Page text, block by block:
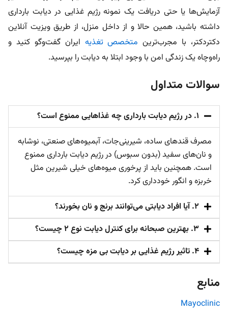
آزمایش‌ها یا حتی دریافت یک نمونه رژیم غذایی در دیابت بارداری
داشته باشید، همین حالا و از داخل منزل، از طریق ویزیت آنلاین
دکتردکتر، با مجرب‌ترین متخصص تغذیه ایران گفت‌وگو کنید و
راه‌و‌چاه یک زندگی امن با وجود ابتلا به دیابت را بپرسید.
سوالات متداول
۱. در رژیم دیابت بارداری چه غذاهایی ممنوع است؟
مصرف قندهای ساده، شیرینی‌جات، آبمیوه‌های صنعتی، نوشابه
و نان‌های سفید (بدون سبوس) در رژیم دیابت بارداری ممنوع
است. همچنین باید از پرخوری میوه‌های خیلی شیرین مثل
خربزه و انگور خودداری کرد.
۲. آیا افراد دیابتی می‌توانند برنج و نان بخورند؟
۳. بهترین صبحانه برای کنترل دیابت نوع ۲ چیست؟
۴. تاثیر رژیم غذایی بر دیابت بی مزه چیست؟
منابع
Mayoclinic